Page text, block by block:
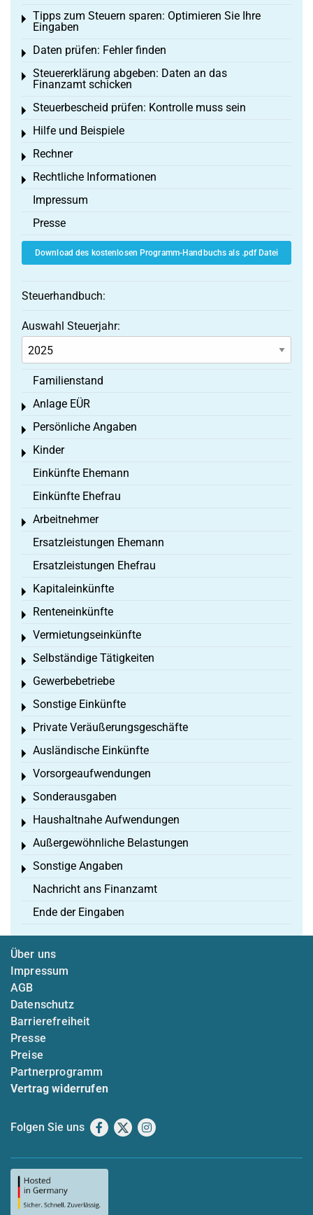
Tipps zum Steuern sparen: Optimieren Sie Ihre
Eingaben
Toggle menu
Daten prüfen: Fehler finden
Toggle menu
Steuererklärung abgeben: Daten an das
Finanzamt schicken
Toggle menu
Steuerbescheid prüfen: Kontrolle muss sein
Toggle menu
Hilfe und Beispiele
Toggle menu
Rechner
Toggle menu
Rechtliche Informationen
Toggle menu
Impressum
Presse
Download des kostenlosen Programm-Handbuchs als .pdf Datei
Steuerhandbuch:
Auswahl Steuerjahr:
Familienstand
Anlage EÜR
Toggle menu
Persönliche Angaben
Toggle menu
Kinder
Toggle menu
Einkünfte Ehemann
Einkünfte Ehefrau
Arbeitnehmer
Toggle menu
Ersatzleistungen Ehemann
Ersatzleistungen Ehefrau
Kapitaleinkünfte
Toggle menu
Renteneinkünfte
Toggle menu
Vermietungseinkünfte
Toggle menu
Selbständige Tätigkeiten
Toggle menu
Gewerbebetriebe
Toggle menu
Sonstige Einkünfte
Toggle menu
Private Veräußerungsgeschäfte
Toggle menu
Ausländische Einkünfte
Toggle menu
Vorsorgeaufwendungen
Toggle menu
Sonderausgaben
Toggle menu
Haushaltnahe Aufwendungen
Toggle menu
Außergewöhnliche Belastungen
Toggle menu
Sonstige Angaben
Toggle menu
Nachricht ans Finanzamt
Ende der Eingaben
Über uns
Impressum
AGB
Datenschutz
Barrierefreiheit
Presse
Preise
Partnerprogramm
Vertrag widerrufen
Folgen Sie uns Facebook
X Instagram